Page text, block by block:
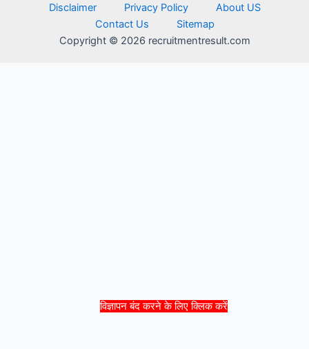
विज्ञापन बंद करने के लिए क्लिक करें
Disclaimer Privacy Policy
About US
Contact Us
Sitemap
Copyright © 2026 recruitmentresult.com